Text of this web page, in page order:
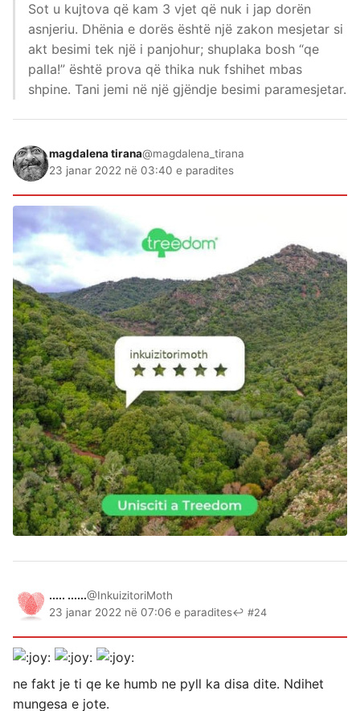
Sot u kujtova që kam 3 vjet që nuk i jap dorën
asnjeriu. Dhënia e dorës është një zakon mesjetar si
akt besimi tek një i panjohur; shuplaka bosh “qe
palla!” është prova që thika nuk fshihet mbas
shpine. Tani jemi në një gjëndje besimi paramesjetar.
magdalena tirana@magdalena_tirana
23 janar 2022 në 03:40 e paradites
..... ......@InkuizitoriMoth
23 janar 2022 në 07:06 e paradites↩ #24
ne fakt je ti qe ke humb ne pyll ka disa dite. Ndihet
mungesa e jote.